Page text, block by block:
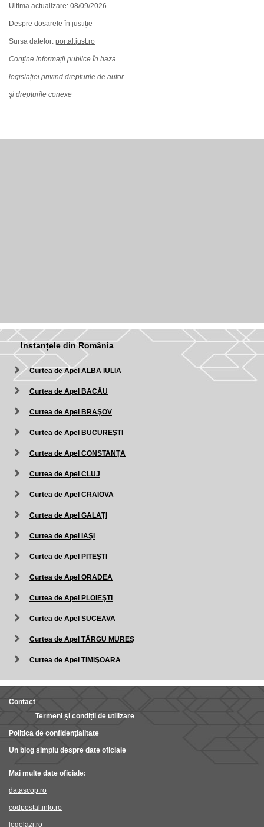
Ultima actualizare: 08/09/2026
Despre dosarele în justiție
Sursa datelor: portal.just.ro
Conține informații publice în baza
legislației privind drepturile de autor
și drepturile conexe
Instanțele din România
Curtea de Apel ALBA IULIA
Curtea de Apel BACĂU
Curtea de Apel BRAŞOV
Curtea de Apel BUCUREŞTI
Curtea de Apel CONSTANŢA
Curtea de Apel CLUJ
Curtea de Apel CRAIOVA
Curtea de Apel GALAŢI
Curtea de Apel IAŞI
Curtea de Apel PITEŞTI
Curtea de Apel ORADEA
Curtea de Apel PLOIEŞTI
Curtea de Apel SUCEAVA
Curtea de Apel TÂRGU MUREŞ
Curtea de Apel TIMIŞOARA
Contact
Termeni și condiții de utilizare
Politica de confidențialitate
Un blog simplu despre date oficiale
Mai multe date oficiale:
datascop.ro
codpostal.info.ro
legelazi.ro